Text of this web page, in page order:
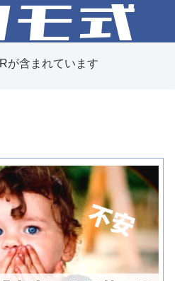
が含まれています